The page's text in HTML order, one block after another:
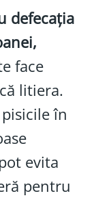
defecația
face
litiera.
în
evita
pentru